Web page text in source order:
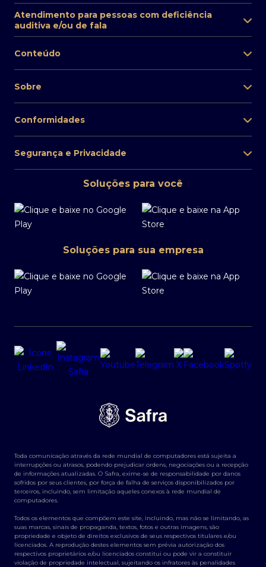
Atendimento para pessoas com deficiência
auditiva e/ou de fala
Conteúdo
Sobre
Conformidades
Segurança e Privacidade
Soluções para você
Soluções para sua empresa
Toda comunicação através da rede mundial de computadores está sujeita a
interrupções ou atrasos, podendo prejudicar ordens, negociações ou a recepção
de informações atualizadas. O Safra, exime-se de responsabilidade por danos
sofridos por seus clientes, por força de falha de serviços disponibilizados por
terceiros, incluindo, sem limitação aqueles conexos à rede mundial de
computadores.
Todos os elementos que compõem este site, incluindo, mas não se limitando, as
suas marcas, sinais de propaganda, textos, fotos e outras imagens, são
propriedade e objeto de direitos exclusivos de seus respectivos titulares e/ou
licenciados. A reprodução destes elementos sem prévia autorização dos
respectivos proprietários e/ou licenciados constitui ou pode vir a constituir
violação de propriedade intelectual, sujeitando os infratores às penalidades